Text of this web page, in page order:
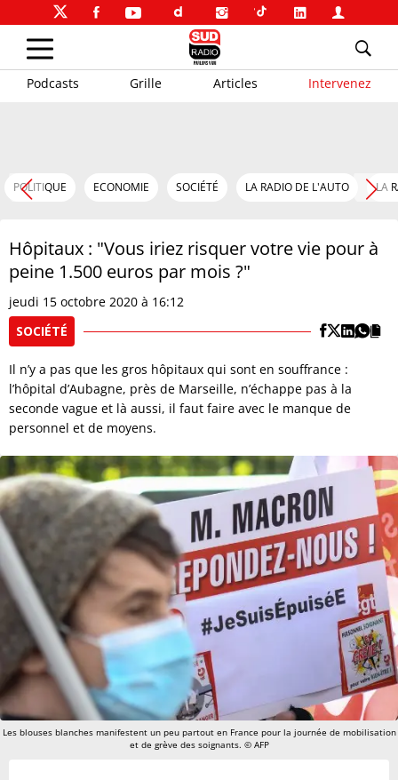
Podcasts Grille Articles Intervenez
POLITIQUE ECONOMIE SOCIÉTÉ LA RADIO DE L'AUTO LA
Hôpitaux : "Vous iriez risquer votre vie pour à
peine 1.500 euros par mois ?"
jeudi 15 octobre 2020 à 16:12
SOCIÉTÉ
Il n’y a pas que les gros hôpitaux qui sont en souffrance :
l’hôpital d’Aubagne, près de Marseille, n’échappe pas à la
seconde vague et là aussi, il faut faire avec le manque de
personnel et de moyens.
Les blouses blanches manifestent un peu partout en France pour la journée de mobilisation
et de grève des soignants. © AFP